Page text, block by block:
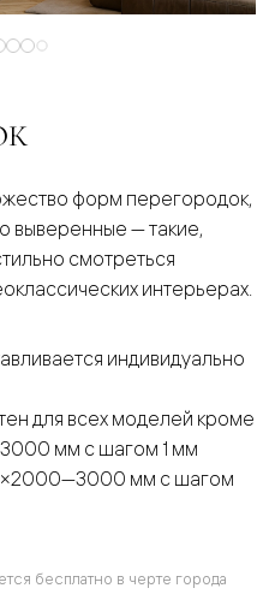
форм перегородок,
выверенные — такие,
смотреться
интерьерах.
индивидуально
для всех моделей кроме
мм с шагом 1 мм
мм с шагом
бесплатно в черте города